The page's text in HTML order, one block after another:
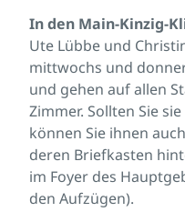
In den Main-Kinzig-
Ute Lübbe und
mittwochs und
und gehen auf allen
Zimmer. Sollten Sie
können Sie ihnen
deren Briefkasten
im Foyer des
den Aufzügen).